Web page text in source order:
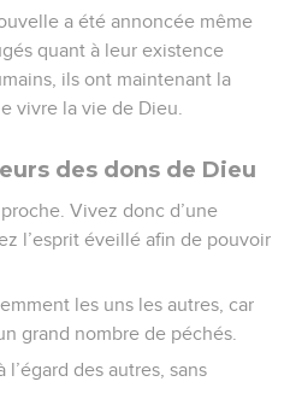
a été annoncée même
quant à leur existence
ils ont maintenant la
vivre la vie de Dieu.
des dons de Dieu
Vivez donc d’une
l’esprit éveillé afin de pouvoir
les uns les autres, car
grand nombre de péchés.
des autres, sans